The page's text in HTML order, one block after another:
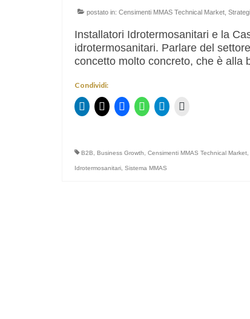
postato in: Censimenti MMAS Technical Market
Installatori Idrotermosanitari e la
idrotermosanitari. Parlare del
concetto molto concreto, che è
Condividi:
B2B Business Growth Censimenti MMAS Technical Market
Idrotermosanitari Sistema MMAS